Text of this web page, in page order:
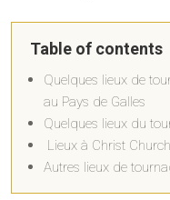
Table of contents
Quelques lieux de
au Pays de Galles
Quelques lieux du
Lieux à Christ
Autres lieux de